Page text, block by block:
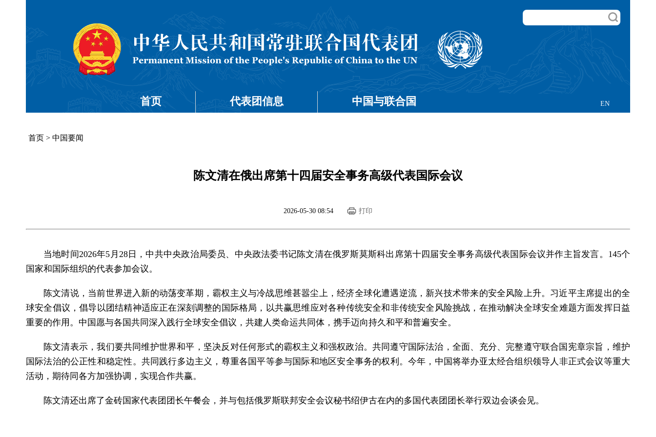
EN
首页 代表团信息 中国与联合国
首页 > 中国要闻
陈文清在俄出席第十四届安全事务高级代表国际会议
2026-05-30 08:54 打印
当地时间2026年5月28日，中共中央政治局委员、中央政法委书记陈文清在俄罗斯莫斯科出席第十四届安全事务高级代表国际会议并作主旨发言。145个
国家和国际组织的代表参加会议。
陈文清说，当前世界进入新的动荡变革期，霸权主义与冷战思维甚嚣尘上，经济全球化遭遇逆流，新兴技术带来的安全风险上升。习近平主席提出的全
球安全倡议，倡导以团结精神适应正在深刻调整的国际格局，以共赢思维应对各种传统安全和非传统安全风险挑战，在推动解决全球安全难题方面发挥日益
重要的作用。中国愿与各国共同深入践行全球安全倡议，共建人类命运共同体，携手迈向持久和平和普遍安全。
陈文清表示，我们要共同维护世界和平，坚决反对任何形式的霸权主义和强权政治。共同遵守国际法治，全面、充分、完整遵守联合国宪章宗旨，维护
国际法治的公正性和稳定性。共同践行多边主义，尊重各国平等参与国际和地区安全事务的权利。今年，中国将举办亚太经合组织领导人非正式会议等重大
活动，期待同各方加强协调，实现合作共赢。
陈文清还出席了金砖国家代表团团长午餐会，并与包括俄罗斯联邦安全会议秘书绍伊古在内的多国代表团团长举行双边会谈会见。